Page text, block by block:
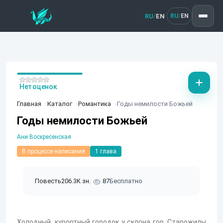
RU/EN RU/ EN
Главная Каталог Романтика Годы немилости Божьей
Годы немилости Божьей
Ани Воскресенская
В процессе написания 1 глава
Повесть206.3K зн. 87Бесплатно
Нет оценок